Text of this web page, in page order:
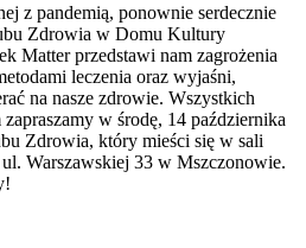
z pandemią, ponownie serdecznie
Zdrowia w Domu Kultury
Matter przedstawi nam zagrożenia
leczenia oraz wyjaśni,
na nasze zdrowie. Wszystkich
w środę, 14 października
Zdrowia, który mieści się w sali
Warszawskiej 33 w Mszczonowie.